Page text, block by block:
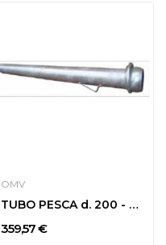
OMV
TUBO PESCA d. 200 - m 3 CON SFERA
359,57 €